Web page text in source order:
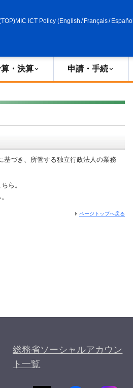
MIC ICT Policy (English / Français/ Español
・決算 申請・手続
基づき、所管する独立行政法人の業務
ら。
ページトップへ戻る
総務省ソーシャルアカウン
ト一覧